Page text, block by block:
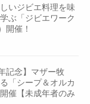
いジビエ料理を味
ぶ「ジビエワーク
開催！
記念】マザー牧
「シープ＆オルカ
催【未成年者のみ